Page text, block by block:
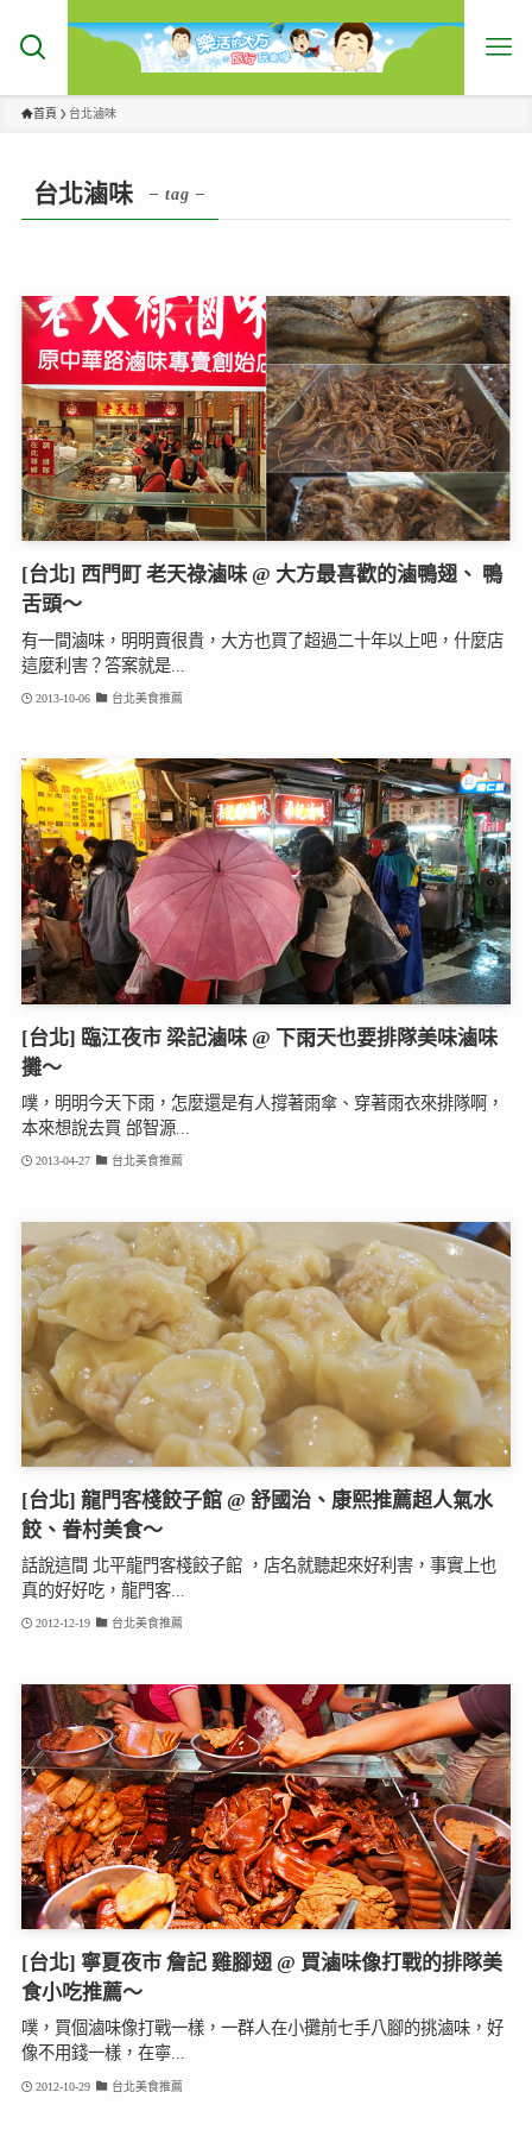
首頁 台北滷味
台北滷味 – tag –
[台北] 西門町 老天祿滷味 @ 大方最喜歡的滷鴨翅、 鴨
舌頭～
有一間滷味，明明賣很貴，大方也買了超過二十年以上吧，什麼店
這麼利害？答案就是...
2013-10-06 台北美食推薦
[台北] 臨江夜市 梁記滷味 @ 下雨天也要排隊美味滷味
攤～
噗，明明今天下雨，怎麼還是有人撐著雨傘、穿著雨衣來排隊啊，
本來想說去買 邰智源...
2013-04-27 台北美食推薦
[台北] 龍門客棧餃子館 @ 舒國治、康熙推薦超人氣水
餃、眷村美食～
話說這間 北平龍門客棧餃子館 ，店名就聽起來好利害，事實上也
真的好好吃，龍門客...
2012-12-19 台北美食推薦
[台北] 寧夏夜市 詹記 雞腳翅 @ 買滷味像打戰的排隊美
食小吃推薦～
噗，買個滷味像打戰一樣，一群人在小攤前七手八腳的挑滷味，好
像不用錢一樣，在寧...
2012-10-29 台北美食推薦